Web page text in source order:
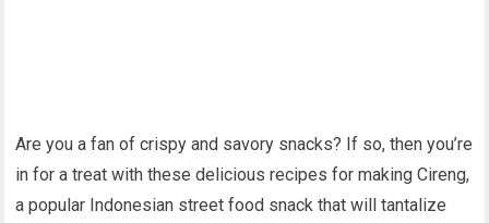
Are you a fan of crispy and savory snacks? If so, then you’re
in for a treat with these delicious recipes for making Cireng,
a popular Indonesian street food snack that will tantalize